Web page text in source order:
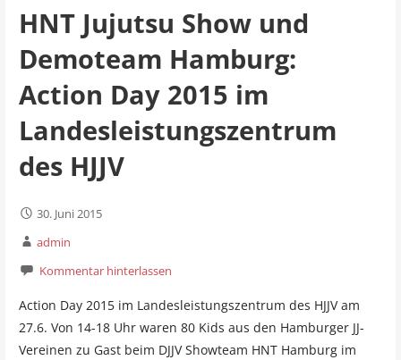
HNT Jujutsu Show und
Demoteam Hamburg:
Action Day 2015 im
Landesleistungszentrum
des HJJV
30. Juni 2015
admin
Kommentar hinterlassen
Action Day 2015 im Landesleistungszentrum des HJJV am
27.6. Von 14-18 Uhr waren 80 Kids aus den Hamburger JJ-
Vereinen zu Gast beim DJJV Showteam HNT Hamburg im